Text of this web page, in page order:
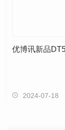
优博讯新品
2024-07-18